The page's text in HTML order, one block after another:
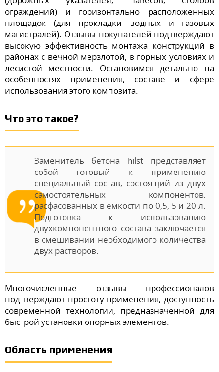
ограждений) и горизонтально расположенных
площадок (для прокладки водных и газовых
магистралей). Отзывы покупателей подтверждают
высокую эффективность монтажа конструкций в
районах с вечной мерзлотой, в горных условиях и
лесистой местности. Остановимся детально на
особенностях применения, составе и сфере
использования этого композита.
Что это такое?
Заменитель бетона hilst представляет
собой готовый к применению
специальный состав, состоящий из двух
самостоятельных компонентов,
расфасованных в емкости по 0,5, 5 и 20 л.
Подготовка к использованию
двухкомпонентного состава заключается
в смешивании необходимого количества
двух растворов.
Многочисленные отзывы профессионалов
подтверждают простоту применения, доступность
современной технологии, предназначенной для
быстрой установки опорных элементов.
Область применения